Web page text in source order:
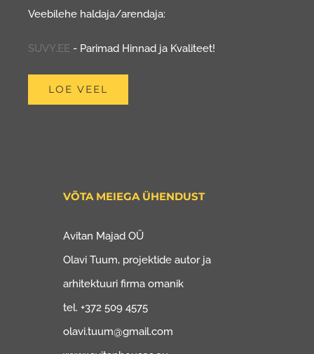
Veebilehe haldaja/arendaja:
SUVY.EE - Parimad Hinnad ja Kvaliteet!
LOE VEEL
VÕTA MEIEGA ÜHENDUST
Avitan Majad OÜ
Olavi Tuum, projektide autor ja
arhitektuuri firma omanik
tel. +372 509 4575
olavi.tuum@gmail.com